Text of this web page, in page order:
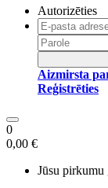
Autorizēties
Aizmirsta
Reģistrēties
0
0,00 €
Jūsu pirkumu